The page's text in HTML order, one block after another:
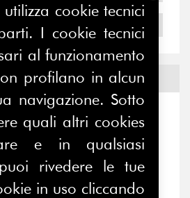
2004
edEventi
- Eventi
pausa estiva,
cookie tecnici
I cookie tecnici
al funzionamento
profilano in alcun
navigazione. Sotto
quali altri cookies
e in qualsiasi
rivedere le tue
in uso cliccando